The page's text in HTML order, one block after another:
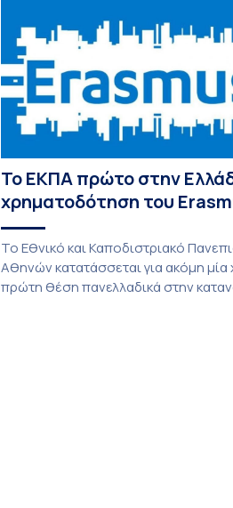
ΕΚΠΑ Καίτης Διαμαντάκου, με άλλα
Τριμελούς Επιτροπής την […]
Το ΕΚΠΑ πρώτο στην
χρηματοδότηση του
Το Εθνικό και Καποδιστριακό
Αθηνών κατατάσσεται για ακόμη μία
πρώτη θέση πανελλαδικά στην